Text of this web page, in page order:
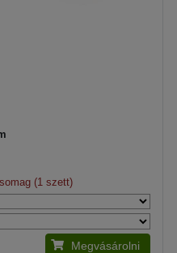
(1 szett)
Megvásárolni